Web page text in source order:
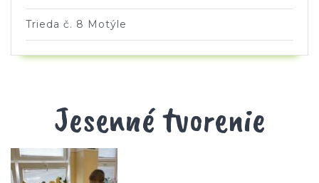
Trieda č. 8 Motýle
Jesenné tvorenie